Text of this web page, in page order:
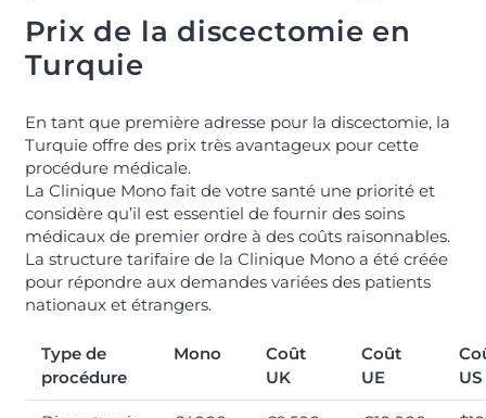
Prix de la discectomie en
Turquie
En tant que première adresse pour la discectomie, la
Turquie offre des prix très avantageux pour cette
procédure médicale.
La Clinique Mono fait de votre santé une priorité et
considère qu’il est essentiel de fournir des soins
médicaux de premier ordre à des coûts raisonnables.
La structure tarifaire de la Clinique Mono a été créée
pour répondre aux demandes variées des patients
nationaux et étrangers.
Type de
procédure
Mono
Coût
UK
Coût
UE
US